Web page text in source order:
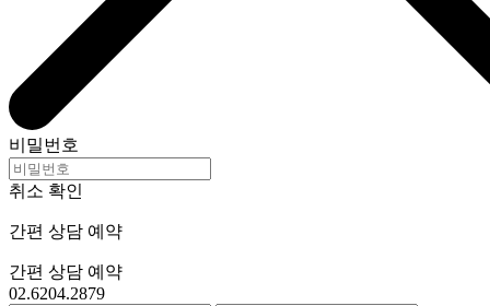
비밀번호
취소 확인
간편 상담 예약
간편 상담 예약
02.6204.2879